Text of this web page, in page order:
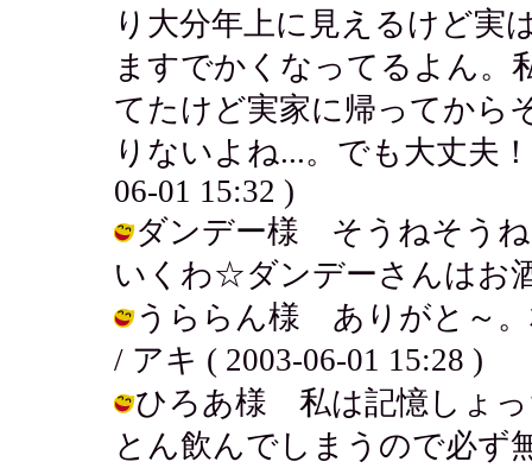
り大分年上に見えるけど実
ますでかくなってるよん。
てたけど実家に帰ってから
りないよね...。でも大丈夫
06-01 15:32 )
ダンデー様 そうねそうね
いくわ☆ダンデーさんはお
うららん様 ありがと～。
/ アキ ( 2003-06-01 15:28 )
ひろあ様 私は記憶しょっ
とん飲んでしまうので必ず